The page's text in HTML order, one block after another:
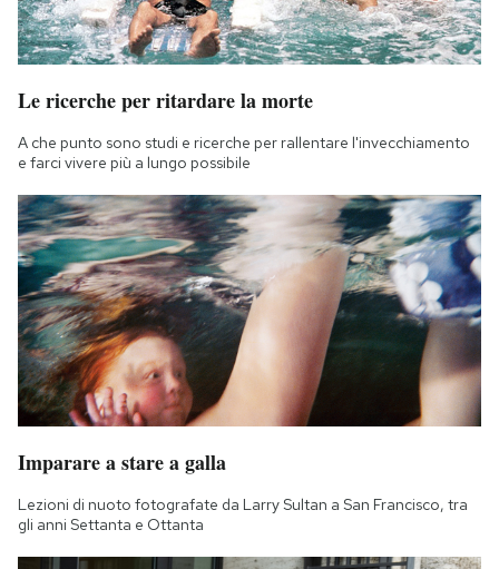
Le ricerche per ritardare la morte
A che punto sono studi e ricerche per rallentare l'invecchiamento
e farci vivere più a lungo possibile
Imparare a stare a galla
Lezioni di nuoto fotografate da Larry Sultan a San Francisco, tra
gli anni Settanta e Ottanta